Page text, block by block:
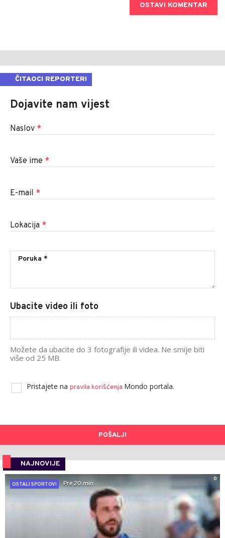
OSTAVI KOMENTAR
ČITAOCI REPORTERI
Dojavite nam vijest
Naslov *
Vaše ime *
E-mail *
Lokacija *
Ubacite video ili foto
Možete da ubacite do 3 fotografije ili videa. Ne smije biti
više od 25 MB.
Pristajete na pravila korišćenja Mondo portala.
POŠALJI
NAJNOVIJE
0
OSTALI SPORTOVI
Pre 20 min